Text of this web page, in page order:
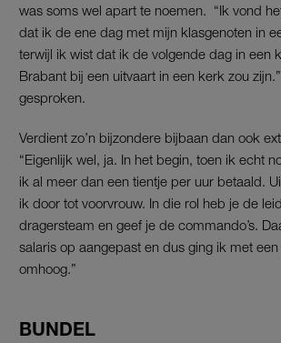
was soms wel apart te noemen. “Ik vond
dat ik de ene dag met mijn klasgenoten in
terwijl ik wist dat ik de volgende dag in een
Brabant bij een uitvaart in een kerk zou
gesproken.
Verdient zo’n bijzondere bijbaan dan ook
“Eigenlijk wel, ja. In het begin, toen ik echt
ik al meer dan een tientje per uur betaald.
ik door tot voorvrouw. In die rol heb je de
dragersteam en geef je de commando’s.
salaris op aangepast en dus ging ik met een
omhoog.”
BUNDEL